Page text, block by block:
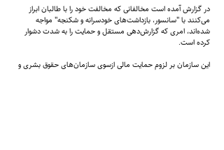
در گزارش آمده است مخالفانی که مخالفت خود را با طالبان ابراز
می‌کنند با "سانسور، بازداشت‌های خودسرانه و شکنجه" مواجه
شده‌اند، امری که گزارش‌دهی مستقل و حمایت را به شدت دشوار
کرده است.
این سازمان بر لزوم حمایت مالی ازسوی سازمان‌های حقوق بشری و